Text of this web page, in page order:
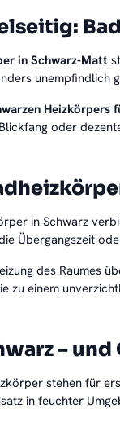
in Schwarz-Matt
unempfindlich
Heizkörpers
oder
in Schwarz
Übergangszeit
des Raumes
zu einem
–
stehen für
in feuchter